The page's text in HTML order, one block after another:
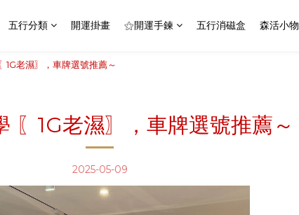
五行分類 開運掛畫 ⚝開運手鍊 五行消磁盒 森活小物
1G老濕〗，車牌選號推薦～
〖1G老濕〗，車牌選號推薦～
2025-05-09